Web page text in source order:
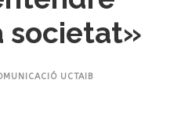
societat»
UCTAIB